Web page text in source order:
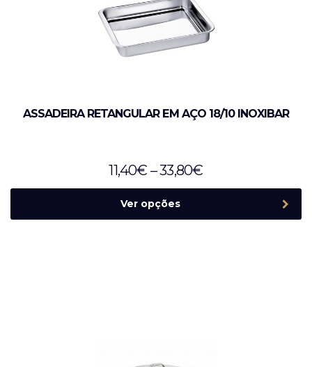
ASSADEIRA RETANGULAR EM AÇO 18/10 INOXIBAR
11,40€ –33,80€
Ver opções